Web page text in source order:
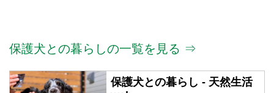
保護犬との暮らしの一覧を見る ⇒
保護犬との暮らし - 天然生活